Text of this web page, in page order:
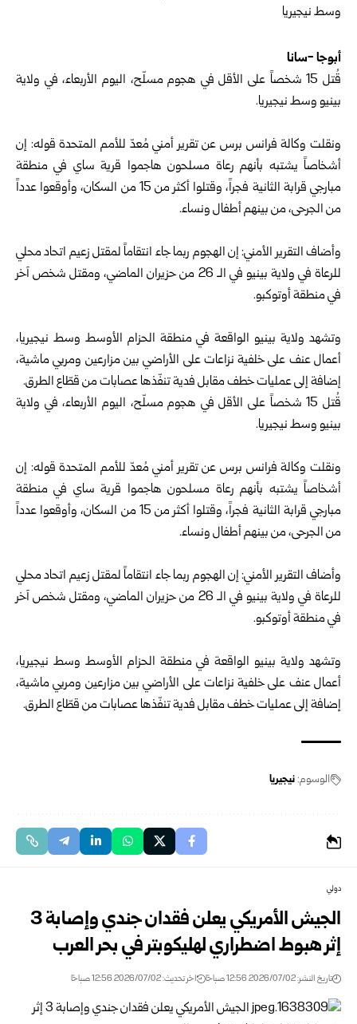
أبوجا -سانا
قُتل 15 شخصاً على الأقل في هجوم مسلّح، اليوم الأربعاء، في ولاية
بينيو وسط نيجيريا.
ونقلت وكالة فرانس برس عن تقرير أمني مُعدّ للأمم المتحدة قوله: إن
أشخاصاً يشتبه بأنهم رعاة مسلحون هاجموا قرية ساي في منطقة
مبارجي قرابة الثانية فجراً، وقتلوا أكثر من 15 من السكان، وأوقعوا عدداً
من الجرحى، من بينهم أطفال ونساء.
وأضاف التقرير الأمني: إن الهجوم ربما جاء انتقاماً لمقتل زعيم اتحاد محلي
للرعاة في ولاية بينيو في الـ 26 من حزيران الماضي، ومقتل شخص آخر
في منطقة أوتوكبو.
وتشهد ولاية بينيو الواقعة في منطقة الحزام الأوسط وسط نيجيريا،
أعمال عنف على خلفية نزاعات على الأراضي بين مزارعين ومربي ماشية،
إضافة إلى عمليات خطف مقابل فدية تنفّذها عصابات من قطّاع الطرق.
قُتل 15 شخصاً على الأقل في هجوم مسلّح، اليوم الأربعاء، في ولاية
بينيو وسط نيجيريا.
ونقلت وكالة فرانس برس عن تقرير أمني مُعدّ للأمم المتحدة قوله: إن
أشخاصاً يشتبه بأنهم رعاة مسلحون هاجموا قرية ساي في منطقة
مبارجي قرابة الثانية فجراً، وقتلوا أكثر من 15 من السكان، وأوقعوا عدداً
من الجرحى، من بينهم أطفال ونساء.
وأضاف التقرير الأمني: إن الهجوم ربما جاء انتقاماً لمقتل زعيم اتحاد محلي
للرعاة في ولاية بينيو في الـ 26 من حزيران الماضي، ومقتل شخص آخر
في منطقة أوتوكبو.
وتشهد ولاية بينيو الواقعة في منطقة الحزام الأوسط وسط نيجيريا،
أعمال عنف على خلفية نزاعات على الأراضي بين مزارعين ومربي ماشية،
إضافة إلى عمليات خطف مقابل فدية تنفّذها عصابات من قطّاع الطرق.
الوسوم:نيجيريا
دولي
الجيش الأمريكي يعلن فقدان جندي وإصابة 3
إثر هبوط اضطراري لهليكوبتر في بحر العرب
تاريخ النشر: 2026/07/02 12:56 صباحًا اخر تحديث: 2026/07/02 12:56 صباحًا